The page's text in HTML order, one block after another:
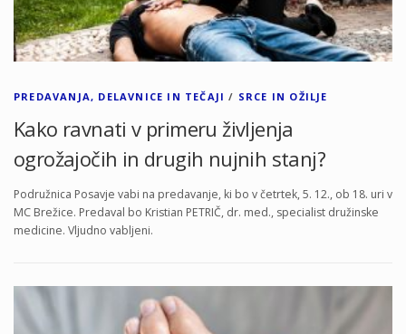
PREDAVANJA, DELAVNICE IN TEČAJI / SRCE IN OŽILJE
Kako ravnati v primeru življenja
ogrožajočih in drugih nujnih stanj?
Podružnica Posavje vabi na predavanje, ki bo v četrtek, 5. 12., ob 18. uri v
MC Brežice. Predaval bo Kristian PETRIČ, dr. med., specialist družinske
medicine. Vljudno vabljeni.